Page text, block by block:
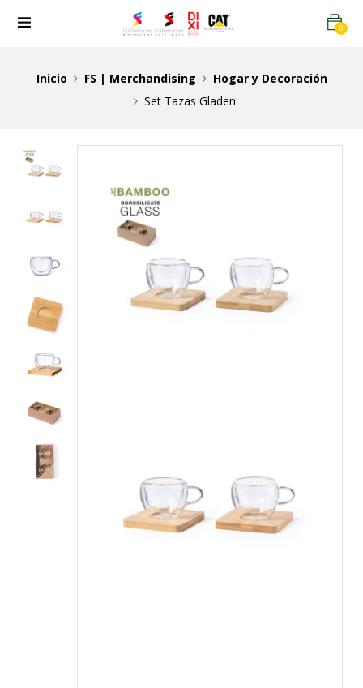
0
Inicio FS | Merchandising
Hogar y Decoración
Set Tazas Gladen